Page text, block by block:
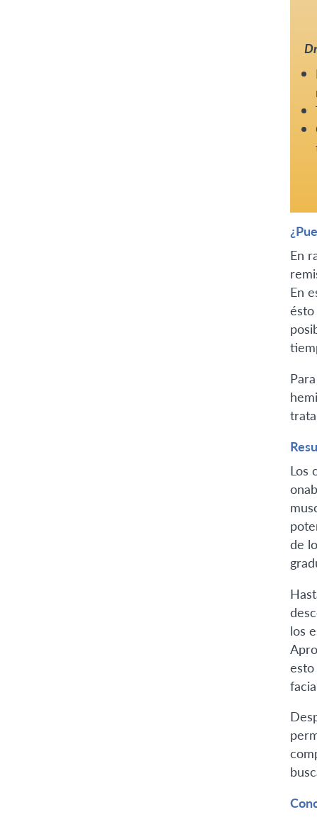
En
En
Los
de
los